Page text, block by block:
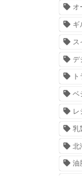
オ
ギ
ス
デ
ベ
レ
乳
北
油